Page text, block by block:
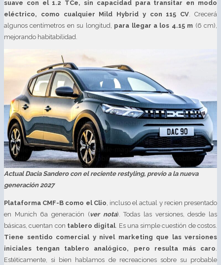
suave con el 1.2 TCe, sin capacidad para transitar en modo
eléctrico, como cualquier Mild Hybrid y con 115 CV . Crecerá
algunos centímetros en su longitud, para llegar a los 4.15 m (6 cm),
mejorando habitabilidad.
Actual Dacia Sandero con el reciente restyling, previo a la nueva
generación 2027
Plataforma CMF-B como el Clio , incluso el actual y recien presentado
en Munich 6a generación (ver nota). Todas las versiones, desde las
básicas, cuentan con tablero digital. Es una simple cuestión de costos.
Tiene sentido comercial y nivel marketing que las versiones
iniciales tengan tablero analógico, pero resulta más caro
Estéticamente, si bien hablamos de recreaciones sobre su probable